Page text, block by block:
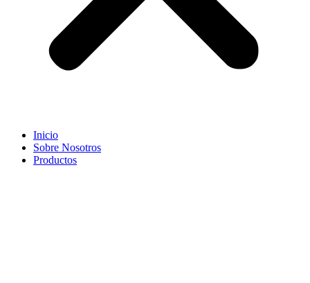
Inicio
Sobre Nosotros
Productos